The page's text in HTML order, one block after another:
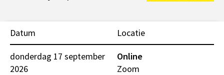
Locatie
Datum
Online
Zoom
donderdag 17 september
2026